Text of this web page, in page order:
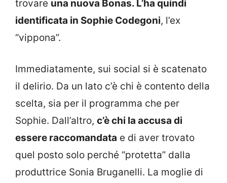
trovare una nuova Bonas. L’ha quindi
identificata in Sophie Codegoni, l’ex
“vippona”.
Immediatamente, sui social si è scatenato
il delirio. Da un lato c’è chi è contento della
scelta, sia per il programma che per
Sophie. Dall’altro, c’è chi la accusa di
essere raccomandata e di aver trovato
quel posto solo perché “protetta” dalla
produttrice Sonia Bruganelli. La moglie di